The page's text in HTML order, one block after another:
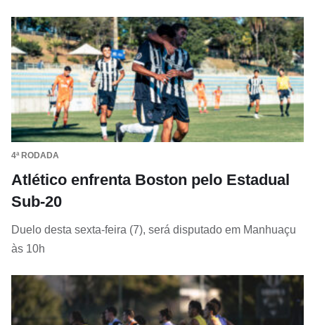
4ª RODADA
Atlético enfrenta Boston pelo Estadual
Sub-20
Duelo desta sexta-feira (7), será disputado em Manhuaçu
às 10h